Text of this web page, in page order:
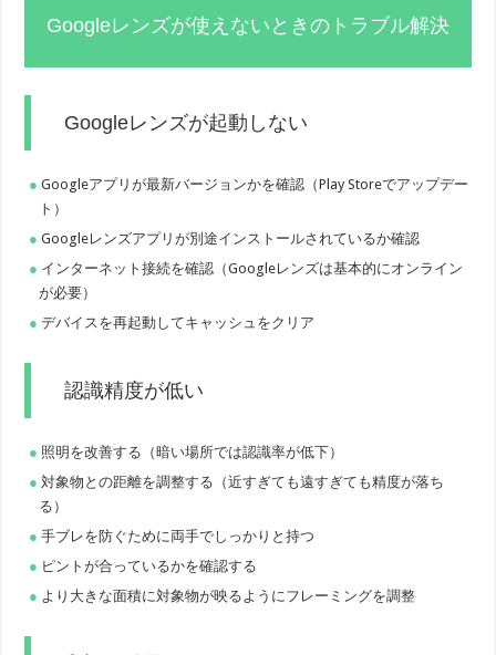
Googleレンズが使えないときのトラブル解決
Googleレンズが起動しない
Googleアプリが最新バージョンかを確認（Play Storeでアップデー
ト）
Googleレンズアプリが別途インストールされているか確認
インターネット接続を確認（Googleレンズは基本的にオンライン
が必要）
デバイスを再起動してキャッシュをクリア
認識精度が低い
照明を改善する（暗い場所では認識率が低下）
対象物との距離を調整する（近すぎても遠すぎても精度が落ち
る）
手ブレを防ぐために両手でしっかりと持つ
ピントが合っているかを確認する
より大きな面積に対象物が映るようにフレーミングを調整